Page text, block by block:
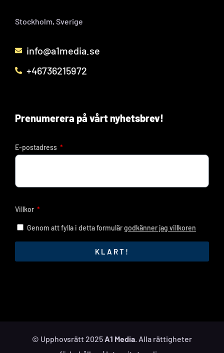
Stockholm, Sverige
info@a1media.se
+46736215972
Prenumerera på vårt nyhetsbrev!
E-postadress
Villkor
Genom att fylla i detta formulärgodkänner jag villkoren
KLART!
© Upphovsrätt 2025A1 Media. Alla rättigheter